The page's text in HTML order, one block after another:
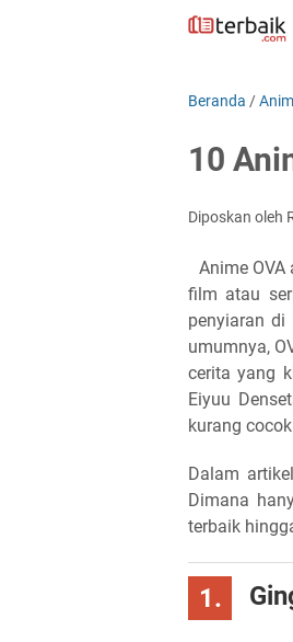
Beranda /
10
Diposkan oleh
Anime
film atau
penyiaran
umumnya,
cerita yang
Eiyuu
kurang
Dalam
Dimana
terbaik
1.